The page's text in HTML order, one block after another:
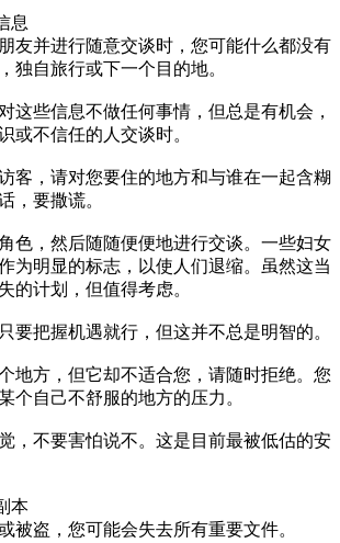
息
友并进行随意交谈时，您可能什么都没有
独自旅行或下一个目的地。
这些信息不做任何事情，但总是有机会，
或不信任的人交谈时。
客，请对您要住的地方和与谁在一起含糊
，要撒谎。
色，然后随随便便地进行交谈。一些妇女
为明显的标志，以使人们退缩。虽然这当
的计划，但值得考虑。
要把握机遇就行，但这并不总是明智的。
地方，但它却不适合您，请随时拒绝。您
个自己不舒服的地方的压力。
，不要害怕说不。这是目前最被低估的安
本
被盗，您可能会失去所有重要文件。